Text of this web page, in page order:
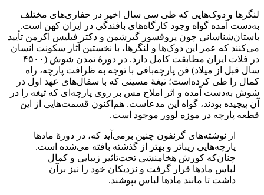
لنگرها و دوک‌هایی که طی سی سال اخیر در حفاری‌های مختلف
به‌دست آمده گواه وجود کارگاه‌های بافندگی در ایران کهن است.
باستان‌شناسانی چون پروفسور گیرشمن و دکتر فیلیس اکرمن تأیید
می‌کنند که عمر این دوک‌ها و لنگرها، با نخستین آثار سکونت انسان
در فلات ایران مطابقت کامل دارد. در دورهٔ تمدن شوش (۴۵۰۰
سال قبل از میلاد) فن پارچه‌بافی با توجه به ظرافت پارچه، راه
کمال را طی کرده‌است؛ تیغهٔ مسینی که با سفال‌های عهد اول در
شوش به‌دست آمده و اثر املاح مس بر روی پارچه‌ای که تیغه را در
آن پیچیده بودند، گواه این مدعاست. هم‌اکنون قسمت‌هایی از این
قطعه پارچه در موزه لوور موجود است.
از نوشته‌های گزنفون چنین برمی‌آید که، در دورهٔ مادها
پارچه‌هایی زیباتر و بهتر از گذشته بافته می‌شده است.
چنان‌که کورش هخامنشی تحت‌تاثیر زیبایی و کمال
لباس مادها قرار گرفت و نزدیکان خود را نیز برآن
داشت تا مانند مادها لباس بپوشند.